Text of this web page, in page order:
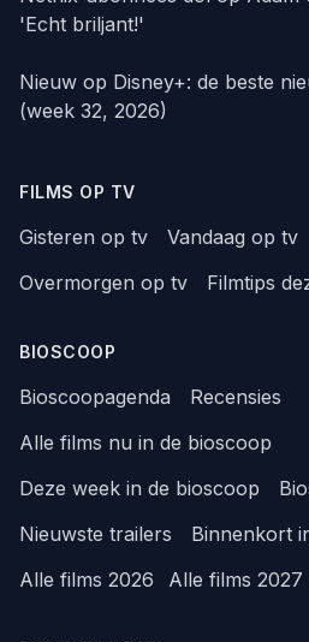
'Echt briljant!'
Nieuw op Disney+: de beste
(week 32, 2026)
FILMS OP TV
Gisteren op tv Vandaag op tv
Overmorgen op tv
Filmtips
BIOSCOOP
Bioscoopagenda
Recensies
Alle films nu in de bioscoop
Deze week in de bioscoop
Nieuwste trailers
Binnenkort
Alle films 2026
Alle films 2027